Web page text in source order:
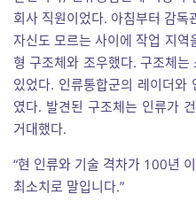
회사 직원이었다. 아침부터 감
자신도 모르는 사이에 작업 지
형 구조체와 조우했다. 구조체
있었다. 인류통합군의 레이더와
였다. 발견된 구조체는 인류가
거대했다.
“현 인류와 기술 격차가 100년
최소치로 말입니다.”